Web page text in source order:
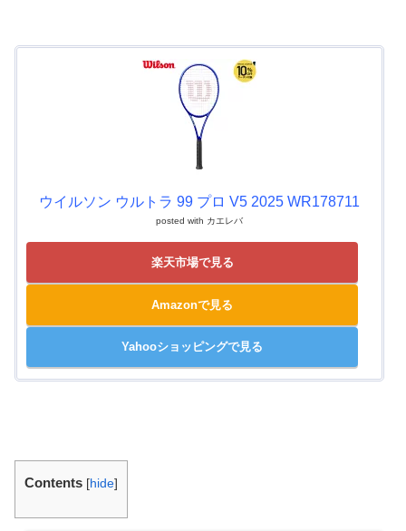
ウイルソン ウルトラ 99 プロ V5 2025 WR178711
posted with カエレバ
楽天市場で見る
Amazonで見る
Yahooショッピングで見る
Contents [hide]